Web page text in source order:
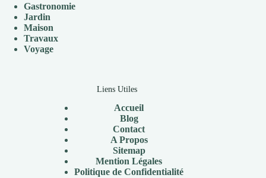
Gastronomie
Jardin
Maison
Travaux
Voyage
Liens Utiles
Accueil
Blog
Contact
A Propos
Sitemap
Mention Légales
Politique de Confidentialité